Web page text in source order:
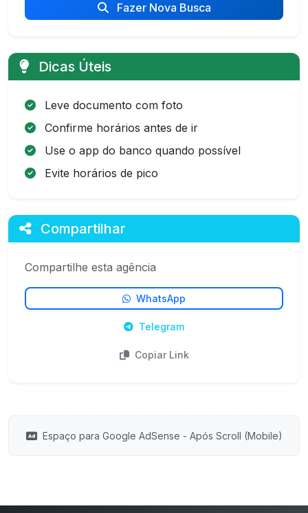
Fazer Nova Busca
Dicas Úteis
Leve documento com foto
Confirme horários antes de ir
Use o app do banco quando possível
Evite horários de pico
Compartilhar
Compartilhe esta agência
WhatsApp
Telegram
Copiar Link
Espaço para Google AdSense - Após Scroll (Mobile)